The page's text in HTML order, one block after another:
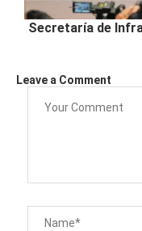
Secretaría de
Leave a Comment